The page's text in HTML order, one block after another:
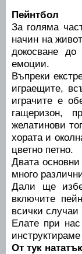
Пейнтбол
За голяма
начин на
докосване
емоции.
Въпреки
играещите,
играчите е
гащеризон,
желатинови
хората и
цветно петно.
Двата
много
Дали ще
включите
всички случаи
Елате при
От тук